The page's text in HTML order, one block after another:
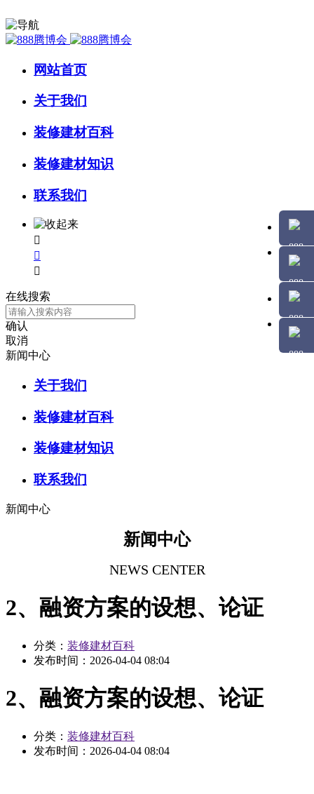
网站首页
关于我们
装修建材百科
装修建材知识
联系我们



在线搜索
确认
取消
新闻中心
关于我们
装修建材百科
装修建材知识
联系我们
新闻中心
新闻中心
NEWS CENTER
2、融资方案的设想、论证
分类： 装修建材百科
发布时间： 2026-04-04 08:04
2、融资方案的设想、论证
分类： 装修建材百科
发布时间： 2026-04-04 08:04